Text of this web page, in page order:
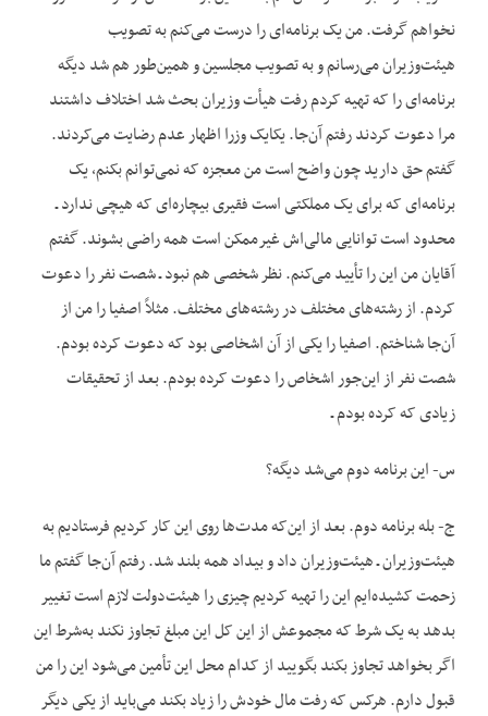
نخواهم گرفت. من یک برنامه‌ای را درست می‌کنم به تصویب
هیئت‌وزیران می‌رسانم و به تصویب مجلسین و همین‌طور هم شد دیگه
برنامه‌ای را که تهیه کردم رفت هیأت وزیران بحث شد اختلاف داشتند
مرا دعوت کردند رفتم آن‌جا. یکایک وزرا اظهار عدم رضایت می‌کردند.
گفتم حق دارید چون واضح است من معجزه که نمی‌توانم بکنم، یک
برنامه‌ای که برای یک مملکتی است فقیری بیچاره‌ای که هیچی ندارد ـ
محدود است توانایی مالی‌اش غیرممکن است همه راضی بشوند. گفتم
آقایان من این را تأیید می‌کنم. نظر شخصی هم نبود ـ شصت نفر را دعوت
کردم. از رشته‌های مختلف در رشته‌های مختلف. مثلاً اصفیا را من از
آن‌جا شناختم. اصفیا را یکی از آن اشخاصی بود که دعوت کرده بودم.
شصت نفر از این‌جور اشخاص را دعوت کرده بودم. بعد از تحقیقات
زیادی که کرده بودم ـ
س- این برنامه دوم می‌شد دیگه؟
ج- بله برنامه دوم. بعد از این‌که مدت‌ها روی این کار کردیم فرستادیم به
هیئت‌وزیران ـ هیئت‌وزیران داد و بیداد همه بلند شد. رفتم آن‌جا گفتم ما
زحمت کشیده‌ایم این را تهیه کردیم چیزی را هیئت‌دولت لازم است تغییر
بدهد به یک شرط که مجموعش از این کل این مبلغ تجاوز نکند به‌شرط این
اگر بخواهد تجاوز بکند بگویید از کدام محل این تأمین می‌شود این را من
قبول دارم. هرکس که رفت مال خودش را زیاد بکند می‌باید از یکی دیگر